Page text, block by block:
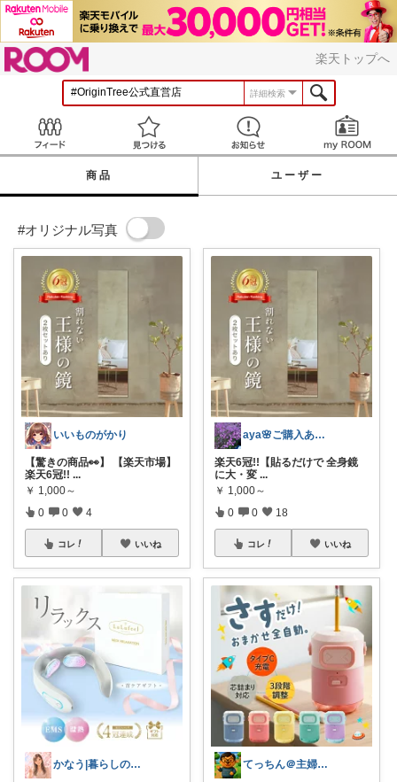
楽天トップへ
詳細検索
見つける お知らせ
商品 ユーザー
#オリジナル写真
いいものがかり
【驚きの商品👀】 【楽天市場】
楽天6冠!! ...
￥ 1,000～
0 0 4
コレ いいね
かなう|暮らしの記録🌱
aya🌸ご購入ありがとうございます✨
楽天6冠!!【貼るだけで 全身鏡
に大・変 ...
￥ 1,000～
0 0 18
コレ いいね
てっちん＠主婦ラクグッズ中心✨